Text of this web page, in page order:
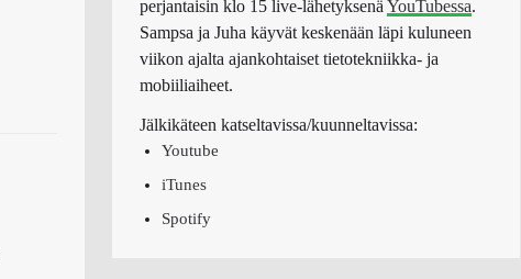
perjantaisin klo 15 live-lähetyksenä YouTubessa.
Sampsa ja Juha käyvät keskenään läpi kuluneen
viikon ajalta ajankohtaiset tietotekniikka- ja
mobiiliaiheet.
Jälkikäteen katseltavissa/kuunneltavissa:
Youtube
iTunes
Spotify